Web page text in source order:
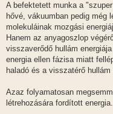
A befektetett munka a
hővé, vákuumban pedig még
molekuláinak mozgási
Hanem az anyagoszlop
visszaverődő hullám
energia ellen fázisa miatt
haladó és a visszatérő hullám
Azaz folyamatosan
létrehozására fordított energia.